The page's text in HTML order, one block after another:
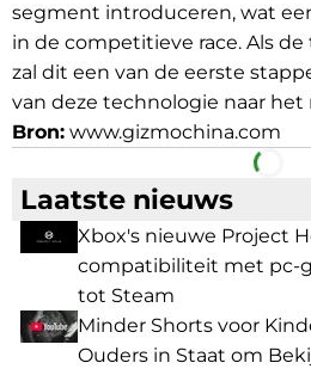
segment introduceren, wat
in de competitieve race. Als
zal dit een van de eerste
van deze technologie naar het
Bron: www.gizmochina.com
Facebook
Laatste nieuws
Xbox's nieuwe Project
compatibiliteit met pc-
tot Steam
Minder Shorts voor
Ouders in Staat om